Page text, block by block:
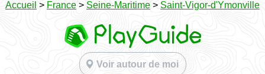
Accueil > France > Seine-Maritime > Saint-Vigor-d'Ymonville
Voir autour de moi